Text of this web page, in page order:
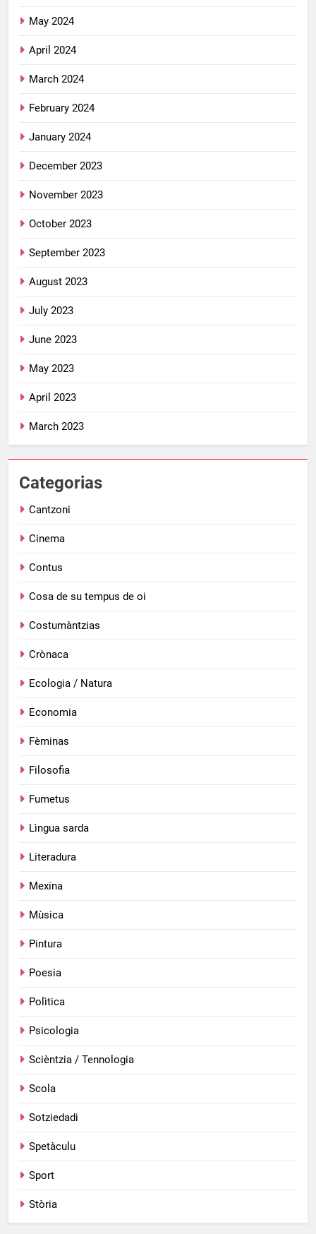
May 2024
April 2024
March 2024
February 2024
January 2024
December 2023
November 2023
October 2023
September 2023
August 2023
July 2023
June 2023
May 2023
April 2023
March 2023
Categorias
Cantzoni
Cinema
Contus
Cosa de su tempus de oi
Costumàntzias
Crònaca
Ecologia / Natura
Economia
Fèminas
Filosofia
Fumetus
Lìngua sarda
Literadura
Mexina
Mùsica
Pintura
Poesia
Polìtica
Psicologia
Scièntzia / Tennologia
Scola
Sotziedadi
Spetàculu
Sport
Stòria